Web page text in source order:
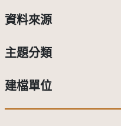
資料來源
主題分類
建檔單位